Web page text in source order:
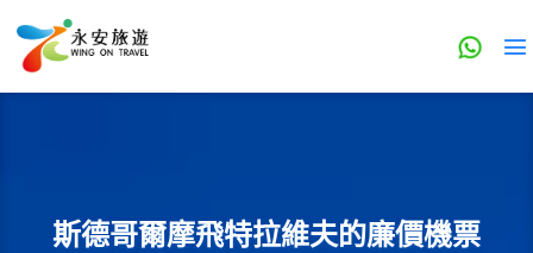
斯德哥爾摩飛特拉維夫的廉價機票